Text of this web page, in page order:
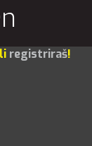
registriraš!